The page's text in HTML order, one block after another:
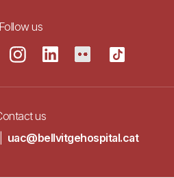
Follow us
us
uac@bellvitgehospital.cat